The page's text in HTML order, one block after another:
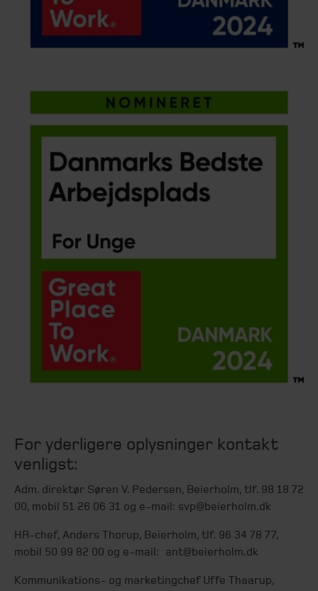
For yderligere oplysninger kontakt
venligst:
Adm. direktør Søren V. Pedersen, Beierholm, tlf. 98 18 72
00, mobil 51 26 06 31 og e-mail: svp@beierholm.dk
HR-chef, Anders Thorup, Beierholm, tlf. 96 34 78 77,
mobil 50 99 82 00 og e-mail: ant@beierholm.dk
Kommunikations- og marketingchef Uffe Thaarup,